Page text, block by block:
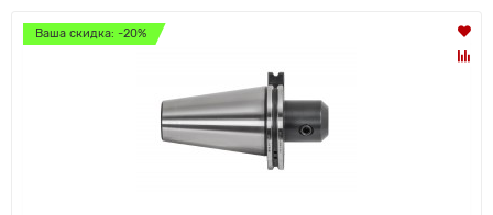
Ваша скидка: -20%